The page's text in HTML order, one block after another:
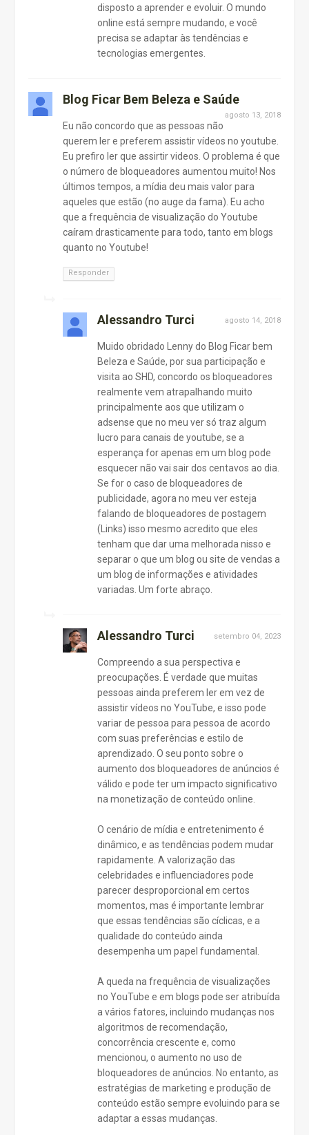
disposto a aprender e evoluir. O mundo
online está sempre mudando, e você
precisa se adaptar às tendências e
tecnologias emergentes.
Blog Ficar Bem Beleza e Saúde
agosto 13, 2018
Eu não concordo que as pessoas não
querem ler e preferem assistir vídeos no youtube.
Eu prefiro ler que assirtir videos. O problema é que
o número de bloqueadores aumentou muito! Nos
últimos tempos, a mídia deu mais valor para
aqueles que estão (no auge da fama). Eu acho
que a frequência de visualização do Youtube
caíram drasticamente para todo, tanto em blogs
quanto no Youtube!
Responder
Alessandro Turci agosto 14, 2018
Muido obridado Lenny do Blog Ficar bem
Beleza e Saúde, por sua participação e
visita ao SHD, concordo os bloqueadores
realmente vem atrapalhando muito
principalmente aos que utilizam o
adsense que no meu ver só traz algum
lucro para canais de youtube, se a
esperança for apenas em um blog pode
esquecer não vai sair dos centavos ao dia.
Se for o caso de bloqueadores de
publicidade, agora no meu ver esteja
falando de bloqueadores de postagem
(Links) isso mesmo acredito que eles
tenham que dar uma melhorada nisso e
separar o que um blog ou site de vendas a
um blog de informações e atividades
variadas. Um forte abraço.
Alessandro Turci setembro 04, 2023
Compreendo a sua perspectiva e
preocupações. É verdade que muitas
pessoas ainda preferem ler em vez de
assistir vídeos no YouTube, e isso pode
variar de pessoa para pessoa de acordo
com suas preferências e estilo de
aprendizado. O seu ponto sobre o
aumento dos bloqueadores de anúncios é
válido e pode ter um impacto significativo
na monetização de conteúdo online.
O cenário de mídia e entretenimento é
dinâmico, e as tendências podem mudar
rapidamente. A valorização das
celebridades e influenciadores pode
parecer desproporcional em certos
momentos, mas é importante lembrar
que essas tendências são cíclicas, e a
qualidade do conteúdo ainda
desempenha um papel fundamental.
A queda na frequência de visualizações
no YouTube e em blogs pode ser atribuída
a vários fatores, incluindo mudanças nos
algoritmos de recomendação,
concorrência crescente e, como
mencionou, o aumento no uso de
bloqueadores de anúncios. No entanto, as
estratégias de marketing e produção de
conteúdo estão sempre evoluindo para se
adaptar a essas mudanças.